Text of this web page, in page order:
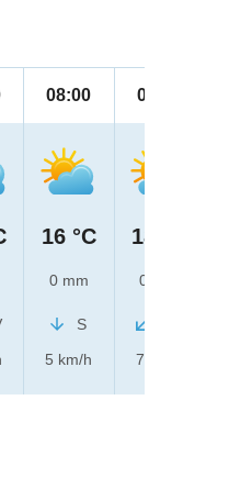
08:00
16 °C
0 mm
S
5 km/h
09:00
18 °C
0 mm
7 km/h